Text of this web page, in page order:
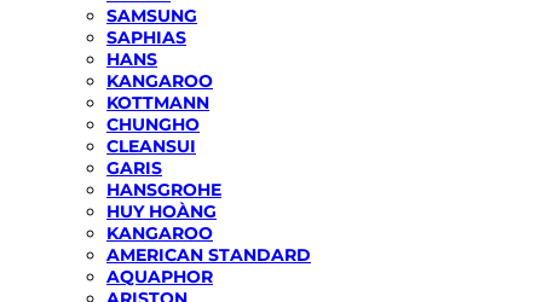
SAMSUNG
SAPHIAS
HANS
KANGAROO
KOTTMANN
CHUNGHO
CLEANSUI
GARIS
HANSGROHE
HUY HOÀNG
KANGAROO
AMERICAN STANDARD
AQUAPHOR